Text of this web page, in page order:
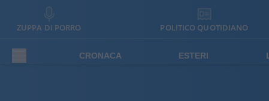
ZUPPA DI PORRO POLITICO QUOTIDIANO
CRONACA ESTERI